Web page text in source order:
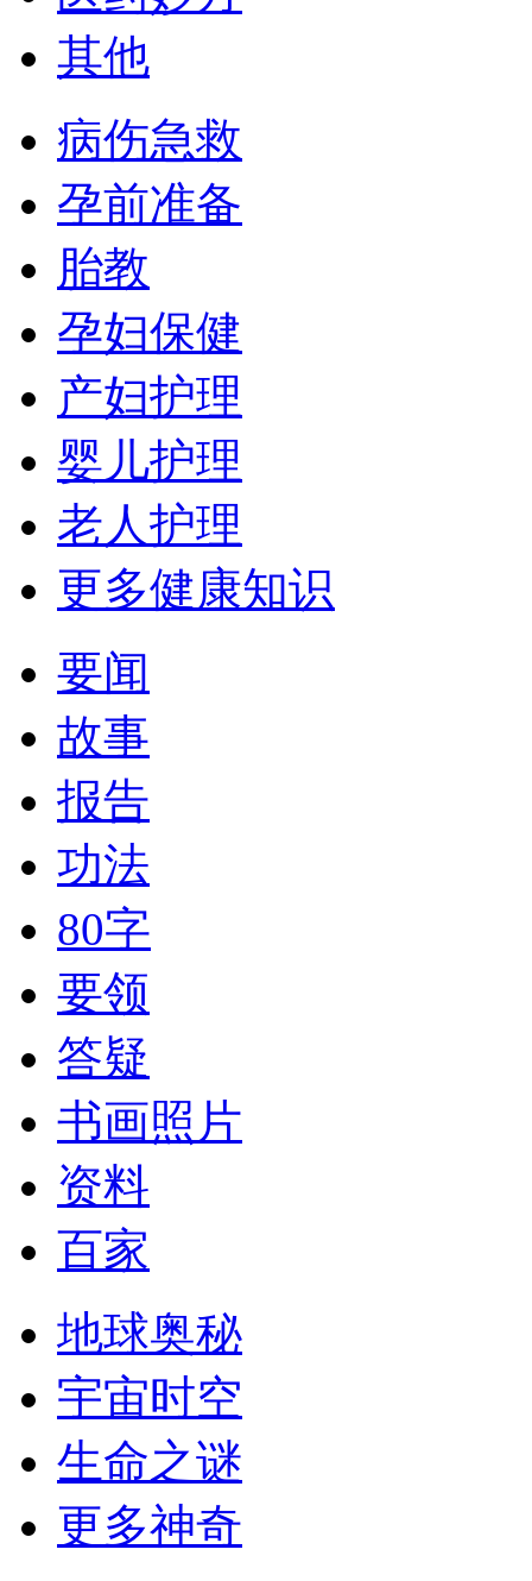
其他
病伤急救
孕前准备
胎教
孕妇保健
产妇护理
婴儿护理
老人护理
更多健康知识
要闻
故事
报告
功法
80字
要领
答疑
书画照片
资料
百家
地球奥秘
宇宙时空
生命之谜
更多神奇